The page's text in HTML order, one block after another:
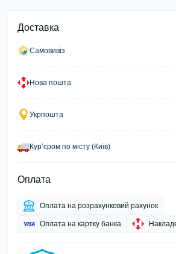
Доставка
Самовивіз
Нова пошта
Укрпошта
Курʼєром по місту (Київ)
Оплата
Оплата на розрахунковий рахунок
Оплата на картку банка